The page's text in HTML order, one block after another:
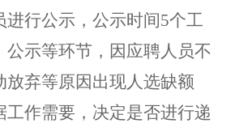
进行公示，公示时间5个工
公示等环节，因应聘人员不
放弃等原因出现人选缺额
工作需要，决定是否进行递